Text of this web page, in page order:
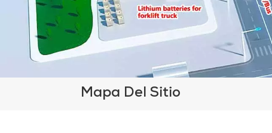
Mapa Del Sitio